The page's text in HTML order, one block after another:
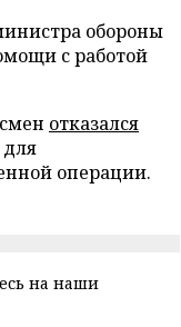
обороны
с работой
отказался
операции.
на наши